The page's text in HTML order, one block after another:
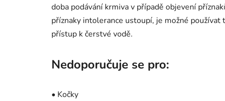
doba podávání krmiva v případě objevení
příznaky intolerance ustoupí, je možné
přístup k čerstvé vodě.
Nedoporučuje se pro:
• Kočky